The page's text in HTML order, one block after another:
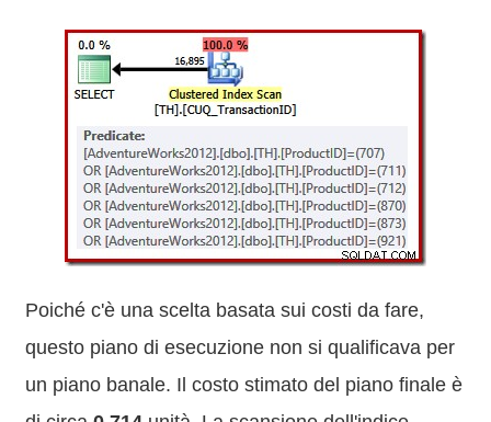
Poiché c'è una scelta basata sui costi da fare,
questo piano di esecuzione non si qualificava per
un piano banale. Il costo stimato del piano finale è